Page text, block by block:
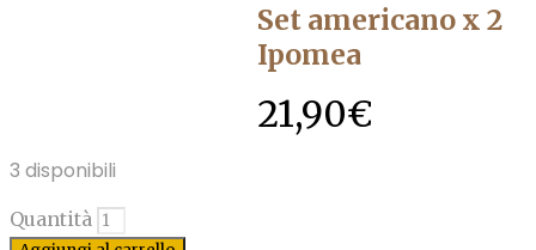
Set americano x 2
Ipomea
21,90€
3 disponibili
Quantità